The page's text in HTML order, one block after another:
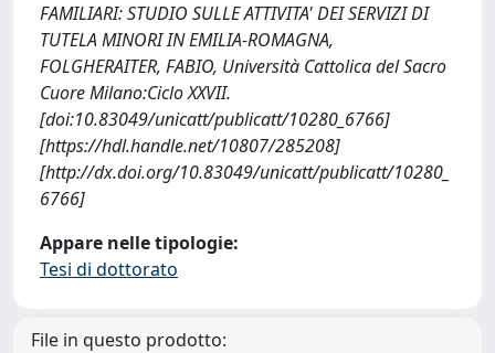
FAMILIARI: STUDIO SULLE ATTIVITA' DEI SERVIZI DI
TUTELA MINORI IN EMILIA-ROMAGNA,
FOLGHERAITER, FABIO, Università Cattolica del Sacro
Cuore Milano:Ciclo XXVII.
[doi:10.83049/unicatt/publicatt/10280_6766]
[https://hdl.handle.net/10807/285208]
[http://dx.doi.org/10.83049/unicatt/publicatt/10280_
6766]
Appare nelle tipologie:
Tesi di dottorato
File in questo prodotto: